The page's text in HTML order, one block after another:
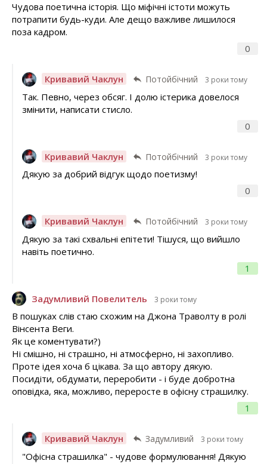
0
Чудова поетична історія. Що міфічні істоти можуть
потрапити будь-куди. Але дещо важливе лишилося
поза кадром.
Кривавий Чаклун Потойбічний 3 роки тому
0
Так. Певно, через обсяг. І долю істерика довелося
змінити, написати стисло.
Кривавий Чаклун Потойбічний 3 роки тому
0
Дякую за добрий відгук щодо поетизму!
Кривавий Чаклун Потойбічний 3 роки тому
1
Дякую за такі схвальні епітети! Тішуся, що вийшло
навіть поетично.
Задумливий Повелитель 3 роки тому
1
В пошуках слів стаю схожим на Джона Траволту в ролі
Вінсента Веги.
Як це коментувати?)
Ні смішно, ні страшно, ні атмосферно, ні захопливо.
Проте ідея хоча б цікава. За що автору дякую.
Посидіти, обдумати, переробити - і буде добротна
оповідка, яка, можливо, переросте в офісну страшилку.
Кривавий Чаклун Задумливий 3 роки тому
"Офісна страшилка" - чудове формулювання! Дякую